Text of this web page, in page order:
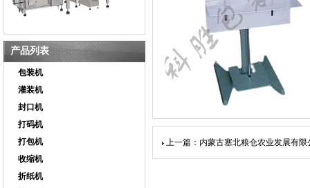
产品列表
包装机
灌装机
封口机
打码机
打包机
收缩机
折纸机
上一篇：内蒙古塞北粮仓农业发展有